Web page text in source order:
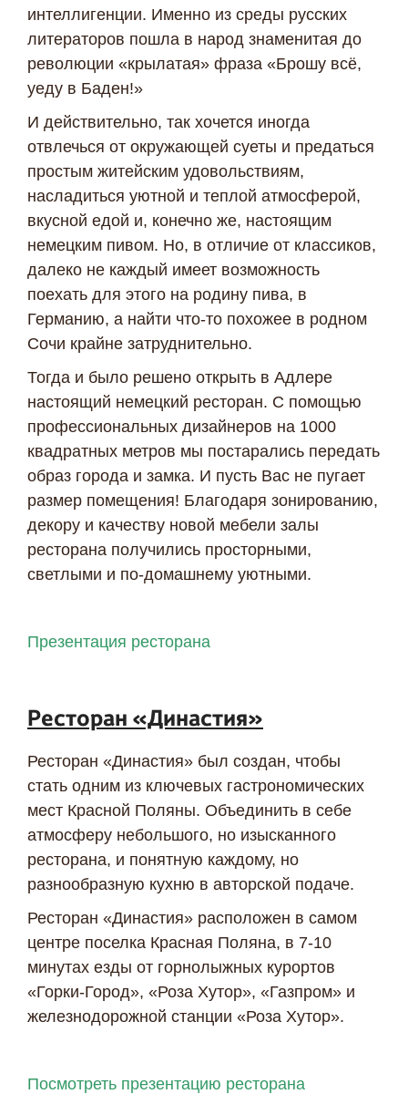
интеллигенции. Именно из среды русских
литераторов пошла в народ знаменитая до
революции «крылатая» фраза «Брошу всё,
уеду в Баден!»
И действительно, так хочется иногда
отвлечься от окружающей суеты и предаться
простым житейским удовольствиям,
насладиться уютной и теплой атмосферой,
вкусной едой и, конечно же, настоящим
немецким пивом. Но, в отличие от классиков,
далеко не каждый имеет возможность
поехать для этого на родину пива, в
Германию, а найти что-то похожее в родном
Сочи крайне затруднительно.
Тогда и было решено открыть в Адлере
настоящий немецкий ресторан. С помощью
профессиональных дизайнеров на 1000
квадратных метров мы постарались передать
образ города и замка. И пусть Вас не пугает
размер помещения! Благодаря зонированию,
декору и качеству новой мебели залы
ресторана получились просторными,
светлыми и по-домашнему уютными.
Презентация ресторана
Ресторан «Династия»
Ресторан «Династия» был создан, чтобы
стать одним из ключевых гастрономических
мест Красной Поляны. Объединить в себе
атмосферу небольшого, но изысканного
ресторана, и понятную каждому, но
разнообразную кухню в авторской подаче.
Ресторан «Династия» расположен в самом
центре поселка Красная Поляна, в 7-10
минутах езды от горнолыжных курортов
«Горки-Город», «Роза Хутор», «Газпром» и
железнодорожной станции «Роза Хутор».
Посмотреть презентацию ресторана
персональных данных в целях рассмотрения моего
обращения согласноПолитике обработки персональных